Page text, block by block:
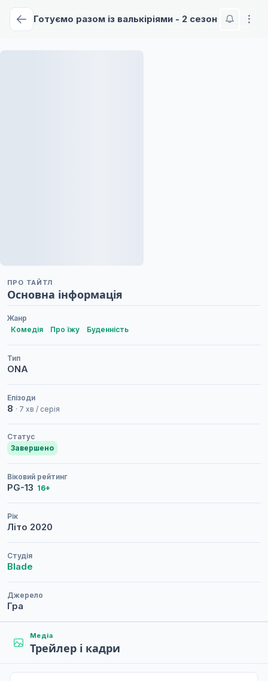
Готуємо разом із валькіріями - 2 сезон
ПРО ТАЙТЛ
Основна інформація
Жанр
Комедія
Про їжу Буденність
Тип
ONA
Епізоди
8 · 7 хв / серія
Статус
Завершено
Віковий рейтинг
PG-13 16+
Рік
Літо 2020
Студія
Blade
Джерело
Гра
Медіа
Трейлер і кадри